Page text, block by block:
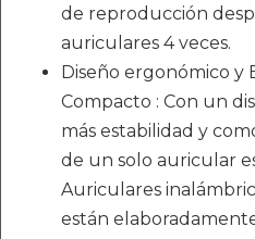
de reproducción
auriculares 4 veces.
Diseño ergonómico y
Compacto : Con un
más estabilidad y
de un solo auricular
Auriculares
están